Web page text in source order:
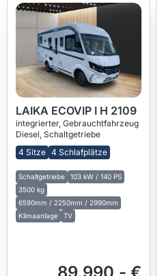
LAIKA ECOVIP I H 2109
integrierter, Gebrauchtfahrzeug
Diesel, Schaltgetriebe
4 Sitze 4 Schlafplätze
Schaltgetriebe
103 kW / 140 PS
3500 kg
6590mm / 2250mm / 2990mm
Klimaanlage
TV